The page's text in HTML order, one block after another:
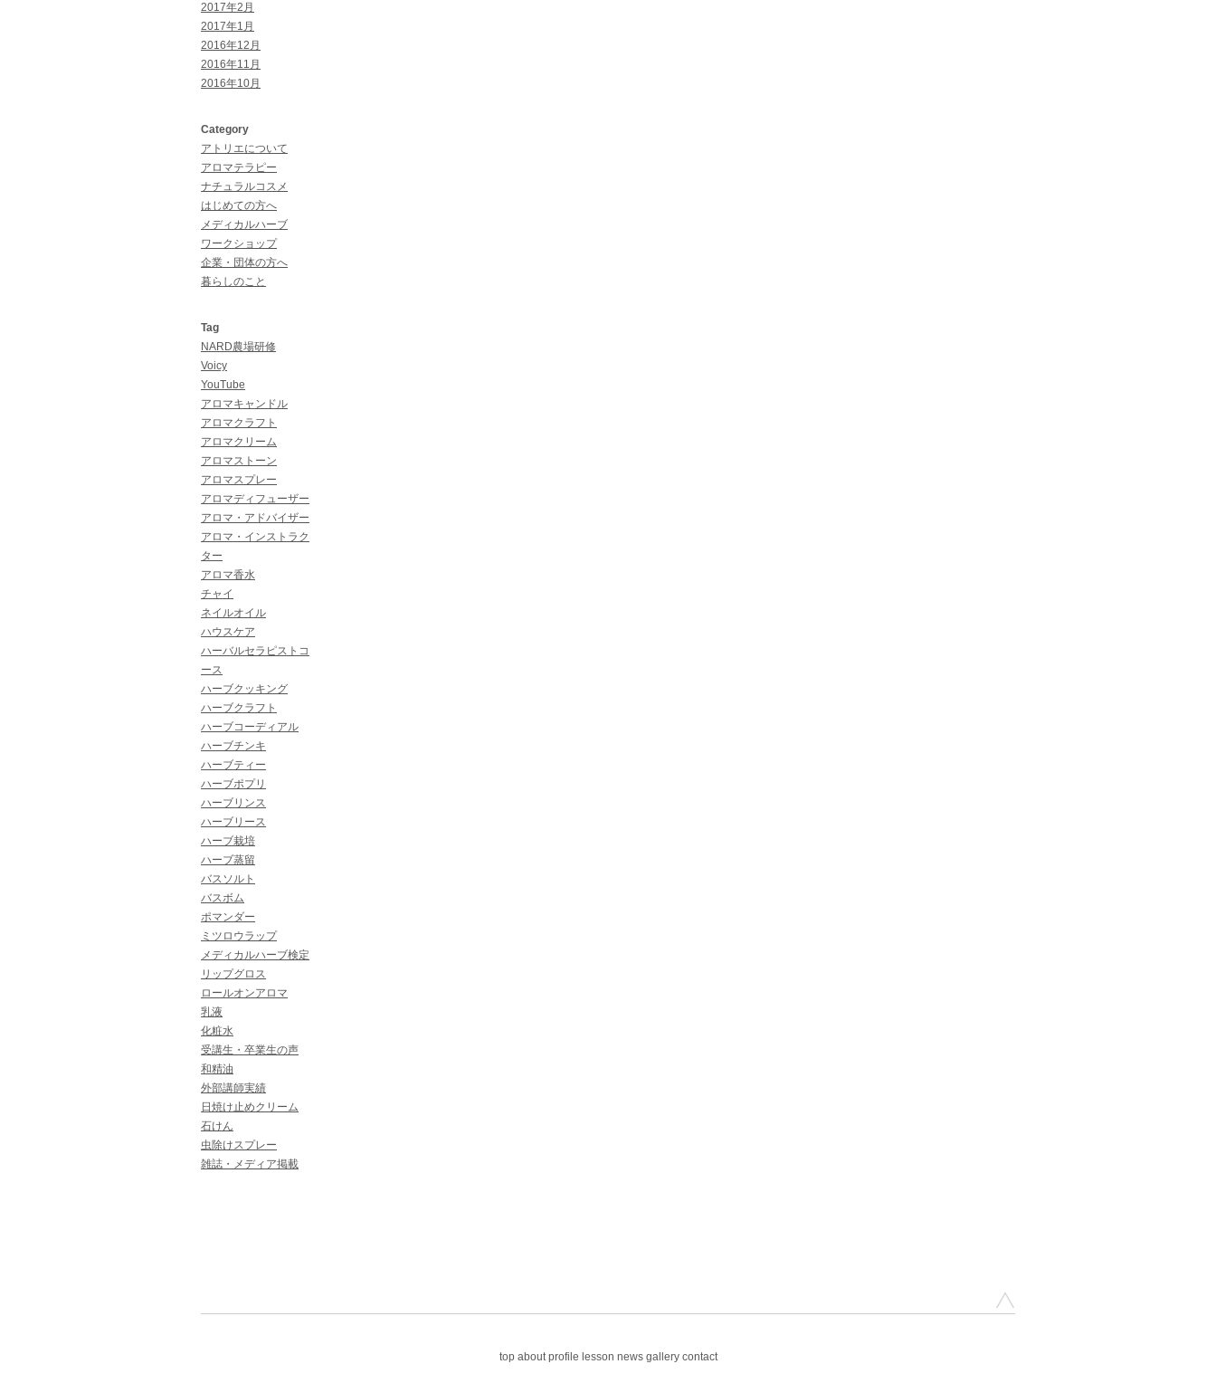
2017年2月
2017年1月
2016年12月
2016年11月
2016年10月
Category
アトリエについて
アロマテラピー
ナチュラルコスメ
はじめての方へ
メディカルハーブ
ワークショップ
企業・団体の方へ
暮らしのこと
Tag
NARD農場研修
Voicy
YouTube
アロマキャンドル
アロマクラフト
アロマクリーム
アロマストーン
アロマスプレー
アロマディフューザー
アロマ・アドバイザー
アロマ・インストラク
ター
アロマ香水
チャイ
ネイルオイル
ハウスケア
ハーバルセラピストコ
ース
ハーブクッキング
ハーブクラフト
ハーブコーディアル
ハーブチンキ
ハーブティー
ハーブポプリ
ハーブリンス
ハーブリース
ハーブ栽培
ハーブ蒸留
バスソルト
バスボム
ポマンダー
ミツロウラップ
メディカルハーブ検定
リップグロス
ロールオンアロマ
乳液
化粧水
受講生・卒業生の声
和精油
外部講師実績
日焼け止めクリーム
石けん
虫除けスプレー
雑誌・メディア掲載
top about profile lesson news gallery contact